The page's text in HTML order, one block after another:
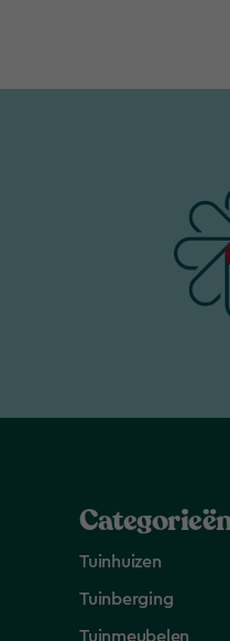
Tuinhuizen
Tuinberging
Tuinmeubelen